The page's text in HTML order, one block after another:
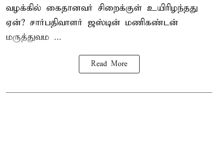
வழக்கில் கைதானவர் சிறைக்குள் உயிரிழந்தது
ஏன்? சார்பதிவாளர் ஜஸ்டின் மணிகண்டன்
மருத்துவம ...
Read More